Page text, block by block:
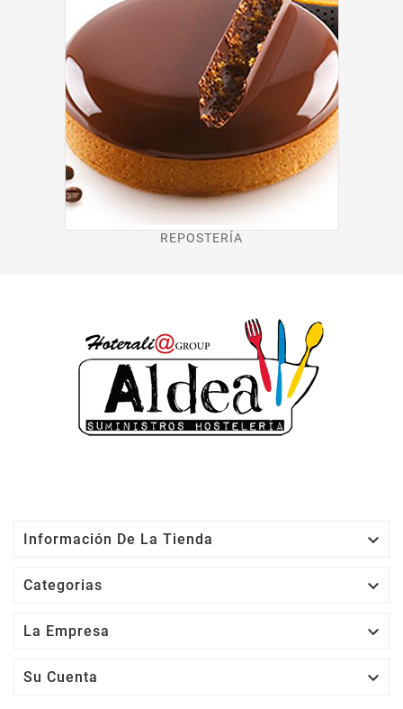
REPOSTERÍA
Información De La Tienda 
Categorias 
La Empresa 
Su Cuenta 